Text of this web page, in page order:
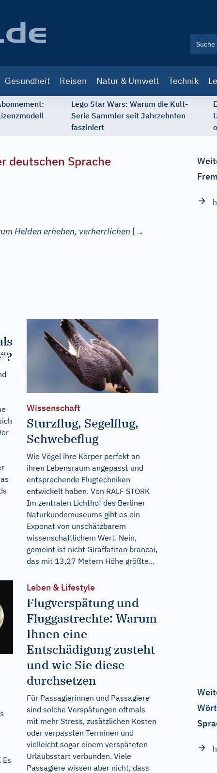
Gesundheit Reisen Natur & Umwelt Technik
Lego Star Wars: Warum die Kult-
Serie Sammler seit Jahrzehnten
fasziniert
deutschen Sprache
Helden erheben, verherrlichen [→
Wissenschaft
Sturzflug, Segelflug,
Schwebeflug
Wie Vögel ihre Körper perfekt an
ihren Lebensraum angepasst und
entsprechende Flugtechniken
entwickelt haben. Von RALF STORK
Im zentralen Lichthof des Berliner
Naturkundemuseums gibt es ein
Exponat von unschätzbarem
wissenschaftlichem Wert. Nein,
gemeint ist nicht Giraffatitan brancai,
das mit 13,27 Metern Höhe größte...
Es
Leben & Lifestyle
Flugverspätung und
Fluggastrechte: Warum
Ihnen eine
Entschädigung zusteht
und wie Sie diese
durchsetzen
Für Passagierinnen und Passagiere
sind solche Verspätungen oftmals
mit mehr Stress, zusätzlichen Kosten
oder verpassten Terminen und
vielleicht sogar einem verspäteten
Urlaubsstart verbunden. Viele
Passagiere wissen aber nicht, dass